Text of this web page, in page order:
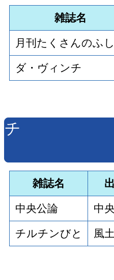
雑誌名
月刊たくさんのふ
ダ・ヴィンチ
チ
雑誌名
中央公論 中
チルチンびと 風